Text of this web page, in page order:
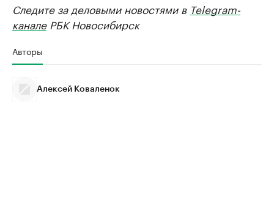
Следите за деловыми новостями в Telegram-
каналеРБК Новосибирск
Авторы
Алексей Коваленок